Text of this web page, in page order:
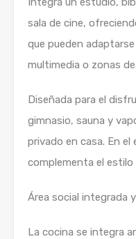
sala de cine,
que pueden
multimedia o zonas
Diseñada para el
gimnasio, sauna y
privado en casa. En el
complementa el
Área social integrada
La cocina se integra